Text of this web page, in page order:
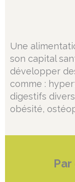
Une
son capital
développer
comme :
digestifs
obésité,